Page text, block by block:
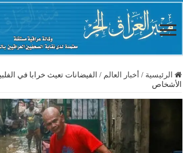
الرئيسية / أخبار العالم / الفيضانات تعيث خرابا في
الأشخاص